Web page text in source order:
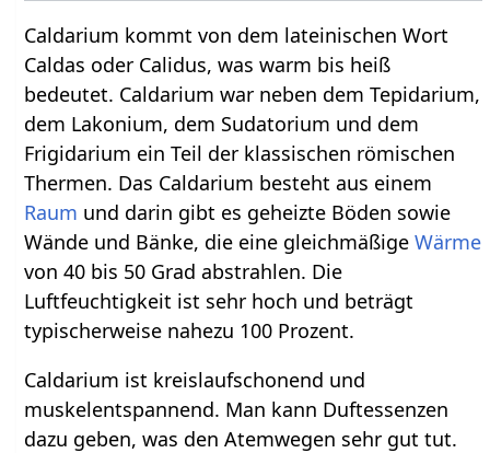
Caldarium kommt von dem lateinischen Wort
Caldas oder Calidus, was warm bis heiß
bedeutet. Caldarium war neben dem Tepidarium,
dem Lakonium, dem Sudatorium und dem
Frigidarium ein Teil der klassischen römischen
Thermen. Das Caldarium besteht aus einem
Raum und darin gibt es geheizte Böden sowie
Wände und Bänke, die eine gleichmäßigeWärme
von 40 bis 50 Grad abstrahlen. Die
Luftfeuchtigkeit ist sehr hoch und beträgt
typischerweise nahezu 100 Prozent.
Caldarium ist kreislaufschonend und
muskelentspannend. Man kann Duftessenzen
dazu geben, was den Atemwegen sehr gut tut.